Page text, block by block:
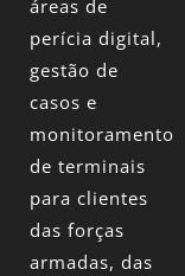
áreas de
perícia digital,
gestão de
casos e
monitoramento
de terminais
para clientes
das forças
armadas, das